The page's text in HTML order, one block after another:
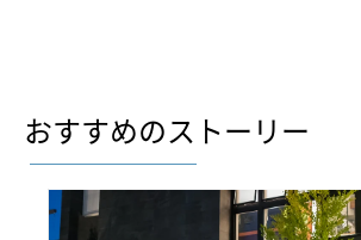
おすすめのストーリー